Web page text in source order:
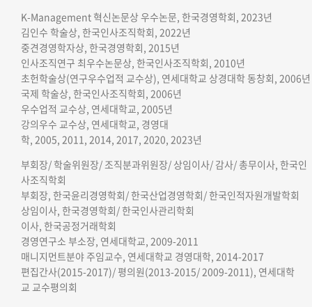
K-Management 혁신논문상 우수논문, 한국경영학회, 2023년
김인수 학술상, 한국인사조직학회, 2022년
중견경영학자상, 한국경영학회, 2015년
인사조직연구 최우수논문상, 한국인사조직학회, 2010년
초헌학술상(연구우수업적 교수상), 연세대학교 상경대학 동창회, 2006년
국제 학술상, 한국인사조직학회, 2006년
우수업적 교수상, 연세대학교, 2005년
강의우수 교수상, 연세대학교, 경영대
학, 2005, 2011, 2014, 2017, 2020, 2023년
부회장/ 학술위원장/ 조직분과위원장/ 상임이사/ 감사/ 총무이사, 한국인
사조직학회
부회장, 한국윤리경영학회/한국산업경영학회/한국인적자원개발학회
상임이사, 한국경영학회/한국인사관리학회
이사, 한국공정거래학회
경영연구소 부소장, 연세대학교, 2009-2011
매니지먼트분야 주임교수, 연세대학교 경영대학, 2014-2017
편집간사(2015-2017)/ 평의원(2013-2015/ 2009-2011), 연세대학
교 교수평의회